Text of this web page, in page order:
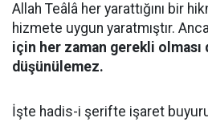
Allah Teâlâ her yarattığını bir
hizmete uygun yaratmıştır.
için her zaman gerekli olması
düşünülemez.
İşte hadis-i şerifte işaret